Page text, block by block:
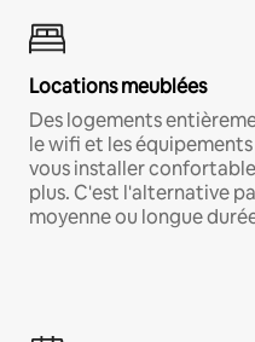
Locations meublées
Des logements
le wifi et les
vous installer
plus. C'est l'alternative
moyenne ou longue